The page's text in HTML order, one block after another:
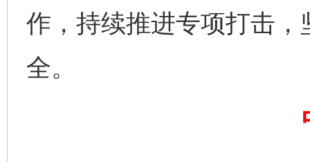
作，持续推进专项打击
全。